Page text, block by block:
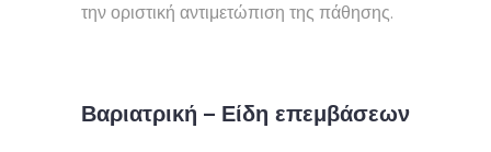
την οριστική αντιμετώπιση της πάθησης.
Βαριατρική – Είδη επεμβάσεων